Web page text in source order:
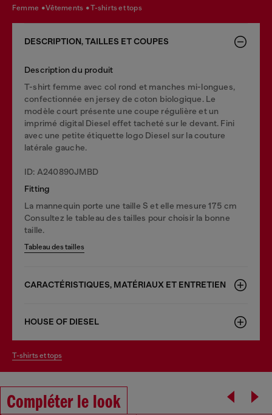
femme vêtements t-shirts et tops
DESCRIPTION, TAILLES ET COUPES
Description du produit
T-shirt femme avec col rond et manches mi-longues,
confectionnée en jersey de coton biologique. Le
modèle court présente une coupe régulière et un
imprimé digital Diesel effet tacheté sur le devant. Fini
avec une petite étiquette logo Diesel sur la couture
latérale gauche.
ID: A240890JMBD
Fitting
La mannequin porte une taille S et elle mesure 175 cm
Consultez le tableau des tailles pour choisir la bonne
taille.
Tableau des tailles
CARACTÉRISTIQUES, MATÉRIAUX ET ENTRETIEN
HOUSE OF DIESEL
t-shirts et tops
Compléter le look